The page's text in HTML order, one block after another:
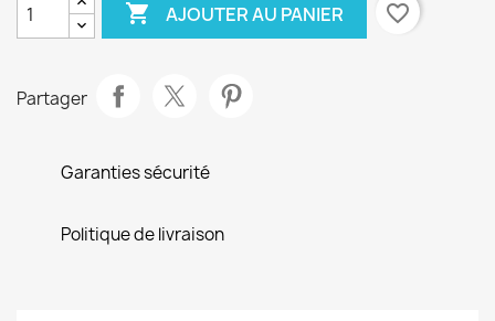
 AJOUTER AU PANIER favorite_border
Partager
Garanties sécurité
Politique de livraison